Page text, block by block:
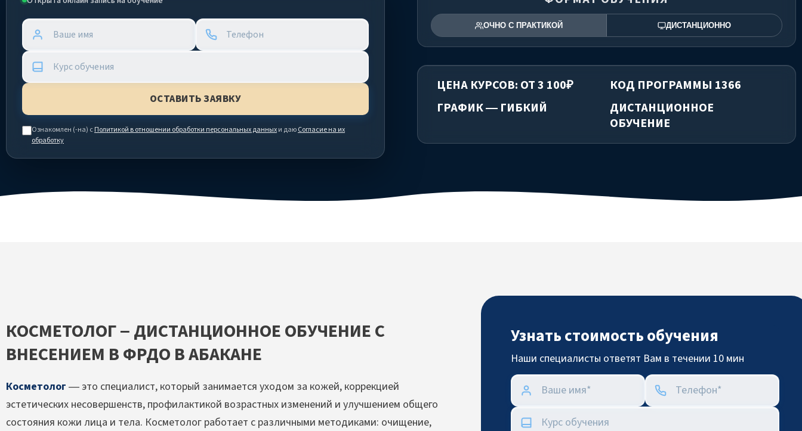
Ознакомлен (-на) сПолитикой в отношении обработки персональных данныхи даюСогласие на их
обработку
ОЧНО С ПРАКТИКОЙ ДИСТАНЦИОННО
ЦЕНА КУРСОВ: ОТ 3 100₽
КОД ПРОГРАММЫ 1366
ГРАФИК — ГИБКИЙ
ДИСТАНЦИОННОЕ
ОБУЧЕНИЕ
КОСМЕТОЛОГ – ДИСТАНЦИОННОЕ ОБУЧЕНИЕ С
ВНЕСЕНИЕМ В ФРДО В АБАКАНЕ
Косметолог — это специалист, который занимается уходом за кожей, коррекцией
эстетических несовершенств, профилактикой возрастных изменений и улучшением общего
состояния кожи лица и тела. Косметолог работает с различными методиками: очищение,
Узнать стоимость обучения
Наши специалисты ответят Вам в течении 10 мин